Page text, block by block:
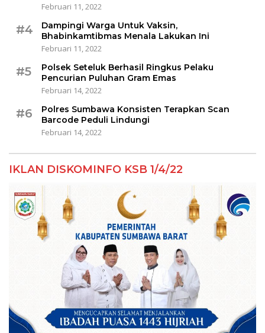
Februari 11, 2022
#4
Dampingi Warga Untuk Vaksin,
Bhabinkamtibmas Menala Lakukan Ini
Februari 11, 2022
#5
Polsek Seteluk Berhasil Ringkus Pelaku
Pencurian Puluhan Gram Emas
Februari 14, 2022
#6
Polres Sumbawa Konsisten Terapkan Scan
Barcode Peduli Lindungi
Februari 14, 2022
IKLAN DISKOMINFO KSB 1/4/22